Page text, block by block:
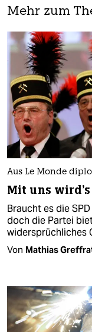
Mehr zum
Aus Le Monde
Mit uns
Braucht es die
doch die Partei
widersprüchliches
Von Mathias